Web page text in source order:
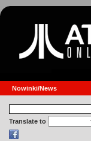
Nowinki/News
Translate to